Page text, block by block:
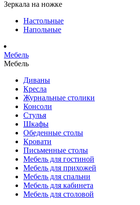
Зеркала на ножке
Настольные
Напольные
Мебель
Мебель
Диваны
Кресла
Журнальные столики
Консоли
Стулья
Шкафы
Обеденные столы
Кровати
Письменные столы
Мебель для гостиной
Мебель для прихожей
Мебель для спальни
Мебель для кабинета
Мебель для столовой